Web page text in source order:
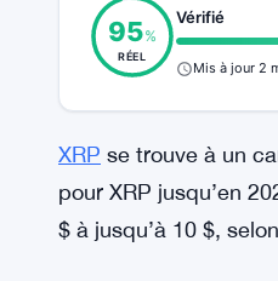
95%
RÉEL
Vérifié
Mis à jour 2
XRP se trouve à un
pour XRP jusqu’en
$ à jusqu’à 10 $,